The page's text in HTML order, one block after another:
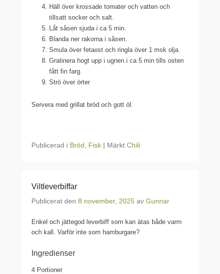
Häll över krossade tomater och vatten och
tillsatt socker och salt.
Lắt såsen sjuda i ca 5 min.
Blanda ner rakorna i såsen.
Smula över fetaost och ringla över 1 msk olja.
Gratinera hogt upp i ugnen i ca 5 min tills osten
fått fin farg.
Strö över örter
Servera med grillat bröd och gott öl.
Publicerad i Bröd Fisk | Märkt Chili
Viltleverbiffar
Publicerat den 8 november, 2025 av Gunnar
Enkel och jättegod leverbiff som kan ätas både varm
och kall. Varför inte som hamburgare?
Ingredienser
4 Portioner